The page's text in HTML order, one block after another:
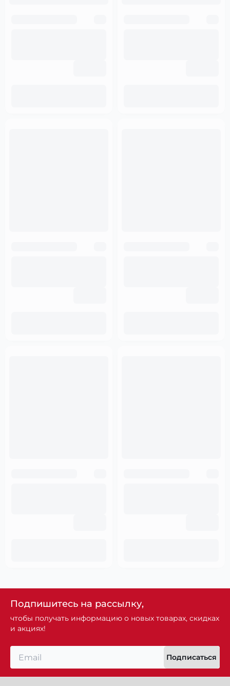
Подпишитесь на рассылку,
чтобы получать информацию о новых товарах, скидках
и акциях!
Подписаться